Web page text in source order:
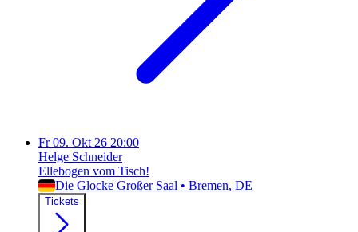
Fr 09. Okt 26 20:00
Helge Schneider
Ellebogen vom Tisch!
Die Glocke Großer Saal • Bremen, DE
Tickets